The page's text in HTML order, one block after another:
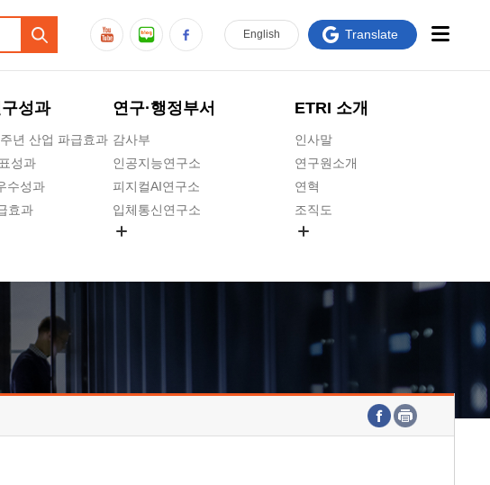
성과
년 산업 파급효과
성과
수성과
효과
연구·행정부서
감사부
인공지능연구소
피지컬AI연구소
입체통신연구소
호남권연구본부
기획본부
ETRI 소개
인사말
연구원소개
연혁
조직도
연구원 고객헌장
주요업무연락처
English Translate